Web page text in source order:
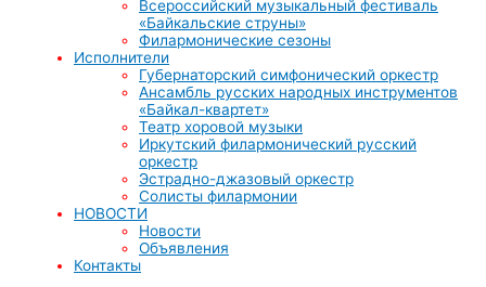
Всероссийский музыкальный фестиваль
«Байкальские струны»
Филармонические сезоны
Исполнители
Губернаторский симфонический оркестр
Ансамбль русских народных инструментов
«Байкал-квартет»
Театр хоровой музыки
Иркутский филармонический русский
оркестр
Эстрадно-джазовый оркестр
Солисты филармонии
НОВОСТИ
Новости
Объявления
Контакты